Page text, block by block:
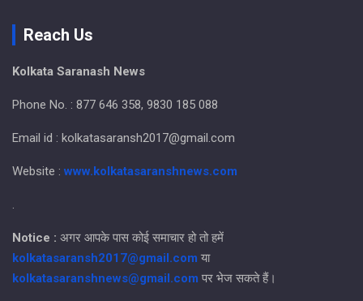
Reach Us
Kolkata Saranash News
Phone No. : 877 646 358, 9830 185 088
Email id : kolkatasaransh2017@gmail.com
Website : www.kolkatasaranshnews.com
.
Notice : अगर आपके पास कोई समाचार हो तो हमें
kolkatasaransh2017@gmail.com या
kolkatasaranshnews@gmail.com पर भेज सकते हैं।